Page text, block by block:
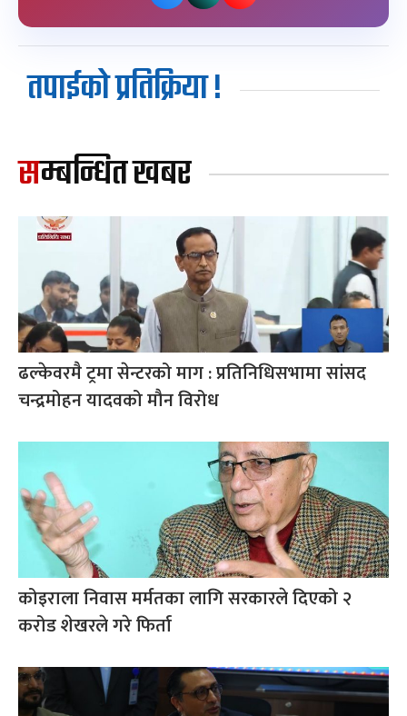
तपाईको प्रतिक्रिया !
सम्बन्धित खबर
ढल्केवरमै ट्रमा सेन्टरको माग : प्रतिनिधिसभामा सांसद
चन्द्रमोहन यादवको मौन विरोध
कोइराला निवास मर्मतका लागि सरकारले दिएको २
करोड शेखरले गरे फिर्ता